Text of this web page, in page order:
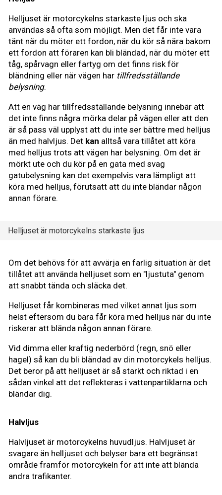
Helljuset är motorcykelns starkaste ljus och ska
användas så ofta som möjligt. Men det får inte vara
tänt när du möter ett fordon, när du kör så nära bakom
ett fordon att föraren kan bli bländad, när du möter ett
tåg, spårvagn eller fartyg om det finns risk för
bländning eller när vägen har tillfredsställande
belysning.
Att en väg har tillfredsställande belysning innebär att
det inte finns några mörka delar på vägen eller att den
är så pass väl upplyst att du inte ser bättre med helljus
än med halvljus. Det kan alltså vara tillåtet att köra
med helljus trots att vägen har belysning. Om det är
mörkt ute och du kör på en gata med svag
gatubelysning kan det exempelvis vara lämpligt att
köra med helljus, förutsatt att du inte bländar någon
annan förare.
Helljuset är motorcykelns starkaste ljus
Om det behövs för att avvärja en farlig situation är det
tillåtet att använda helljuset som en "ljustuta" genom
att snabbt tända och släcka det.
Helljuset får kombineras med vilket annat ljus som
helst eftersom du bara får köra med helljus när du inte
riskerar att blända någon annan förare.
Vid dimma eller kraftig nederbörd (regn, snö eller
hagel) så kan du bli bländad av din motorcykels helljus.
Det beror på att helljuset är så starkt och riktad i en
sådan vinkel att det reflekteras i vattenpartiklarna och
bländar dig.
Halvljus
Halvljuset är motorcykelns huvudljus. Halvljuset är
svagare än helljuset och belyser bara ett begränsat
område framför motorcykeln för att inte att blända
andra trafikanter.